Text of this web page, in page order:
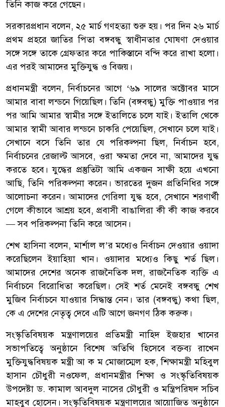
তিনি কাজ করে গেছেন।
সরকারপ্রধান বলেন, ২৫ মার্চ গণহত্যা শুরু হয়। পর দিন ২৬ মার্চ
প্রথম প্রহরে জাতির পিতা বঙ্গবন্ধু স্বাধীনতার ঘোষণা দেওয়ার
সঙ্গে সঙ্গে তাকে গ্রেফতার করে পাকিস্তানে বন্দি করে রাখা হলো।
এর পরই আমাদের মুক্তিযুদ্ধ ও বিজয়।
প্রধানমন্ত্রী বলেন, নির্বাচনের আগে ‘৬৯ সালের অক্টোবর মাসে
আমার বাবা লন্ডনে গিয়েছিল। তিনি (বঙ্গবন্ধু) মুক্তি পাওয়ার পর
পর আমি আমার স্বামীর সঙ্গে ইতালিতে চলে যাই। ইতালি থেকে
আমার স্বামী আবার লন্ডনে চাকরি পেয়েছিল, সেখানে চলে যাই।
সেখানে বসে তিনি তার যে পরিকল্পনা ছিল, নির্বাচন হবে,
নির্বাচনের রেজাল্ট আসবে, ওরা ক্ষমতা দেবে না, আমাদের যুদ্ধ
করতে হবে। যুদ্ধের প্রস্তুতিটা আমি একজন সাক্ষী হয়ে এখনো
আছি, তিনি পরিকল্পনা করেন। ভারতের দুজন প্রতিনিধির সঙ্গে
আলোচনা করেন। আমাদের গেরিলা যুদ্ধ হবে, সেখানে শরণার্থী
গেলে কীভাবে আশ্রয় হবে, প্রবাসী বাঙালিরা কী কী কাজ করবে
— সব পরিকল্পনা তিনি করে আসেন।
শেখ হাসিনা বলেন, মার্শাল ল’র মধ্যেও নির্বাচন দেওয়ার ওয়াদা
করেছিলেন ইয়াহিয়া খান। ওয়াদার মধ্যেও কিছু শর্ত ছিল।
আমাদের দেশের অনেক রাজনৈতিক দল, রাজনৈতিক ব্যক্তি এ
নির্বাচনে বিরোধিতা করেছিল। সেই শর্ত মেনেই বঙ্গবন্ধু শেখ
মুজিব নির্বাচনে যাওয়ার সিদ্ধান্ত নেন। তার (বঙ্গবন্ধু) কথা ছিল,
কে এ দেশের নেতৃত্ব দেবে এটি আগে জনগণ ঠিক করুক।
সংস্কৃতিবিষয়ক মন্ত্রণালয়ের প্রতিমন্ত্রী নাহিদ ইজহার খানের
সভাপতিত্বে অনুষ্ঠানে বিশেষ অতিথি হিসেবে বক্তব্য রাখেন
মুক্তিযুদ্ধবিষয়ক মন্ত্রী আ ক ম মোজাম্মেল হক, শিক্ষামন্ত্রী মহিবুল
হাসান চৌধুরী নওফেল, প্রধানমন্ত্রীর শিক্ষা ও সংস্কৃতিবিষয়ক
উপদেষ্টা ড. কামাল আবদুল নাসের চৌধুরী ও মন্ত্রিপরিষদ সচিব
মাহবুব হোসেন। সংস্কৃতিবিষয়ক মন্ত্রণালয়ের আয়োজিত অনুষ্ঠানে